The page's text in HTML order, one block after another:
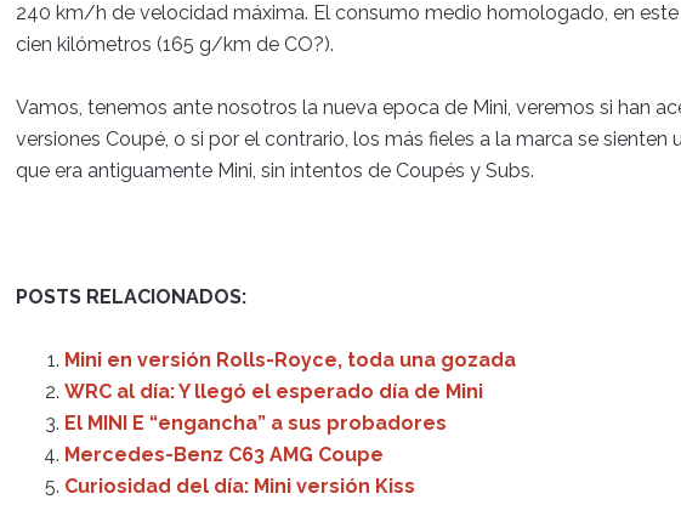
240 km/h de velocidad máxima. El consumo medio homologado, en este
cien kilómetros (165 g/km de CO?).
Vamos, tenemos ante nosotros la nueva epoca de Mini, veremos si han
versiones Coupé, o si por el contrario, los más fieles a la marca se sienten
que era antiguamente Mini, sin intentos de Coupés y Subs.
POSTS RELACIONADOS:
Mini en versión Rolls-Royce, toda una gozada
WRC al día: Y llegó el esperado día de Mini
El MINI E “engancha” a sus probadores
Mercedes-Benz C63 AMG Coupe
Curiosidad del día: Mini versión Kiss